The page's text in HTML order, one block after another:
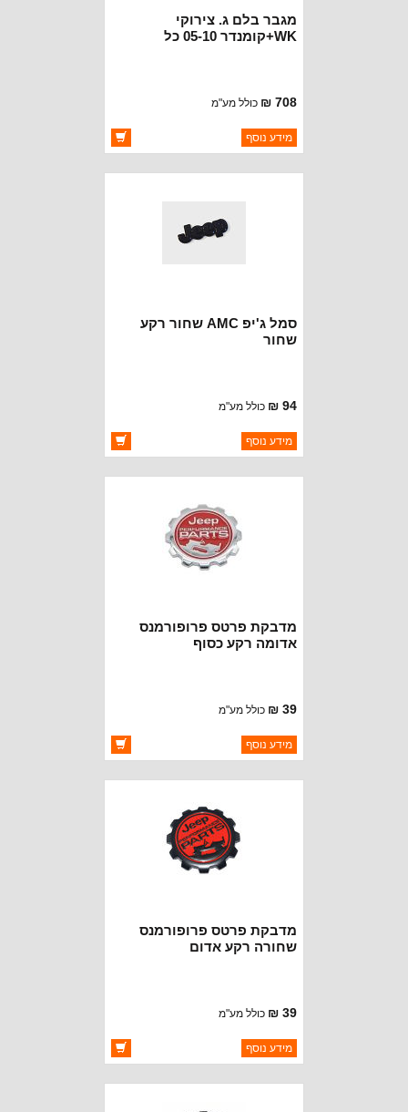
מגבר בלם ג. צירוקי
WK+קומנדר 05-10 כל
708 ₪ כולל מע"מ
ברקוד: 5175731AA
יצרן:OAKMAN OFFROAD
מידע נוסף
סמל ג'יפ AMC שחור רקע
שחור
94 ₪ כולל מע"מ
ברקוד: 5451627-B
יצרן:OAKMAN OFFROAD
מידע נוסף
מדבקת פרטס פרופורמנס
אדומה רקע כסוף
39 ₪ כולל מע"מ
ברקוד: BJ3458-RS
יצרן:OAKMAN OFFROAD
מידע נוסף
מדבקת פרטס פרופורמנס
שחורה רקע אדום
39 ₪ כולל מע"מ
ברקוד: BJ3458-BR
יצרן:OAKMAN OFFROAD
מידע נוסף